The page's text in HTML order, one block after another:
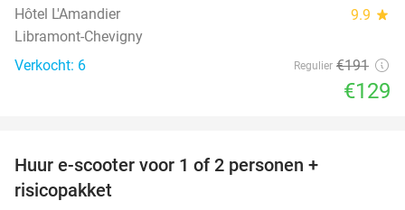
Hôtel L'Amandier 9.9 star
Libramont-Chevigny
Verkocht: 6
Regulier €191
€129
Huur e-scooter voor 1 of 2 personen +
risicopakket